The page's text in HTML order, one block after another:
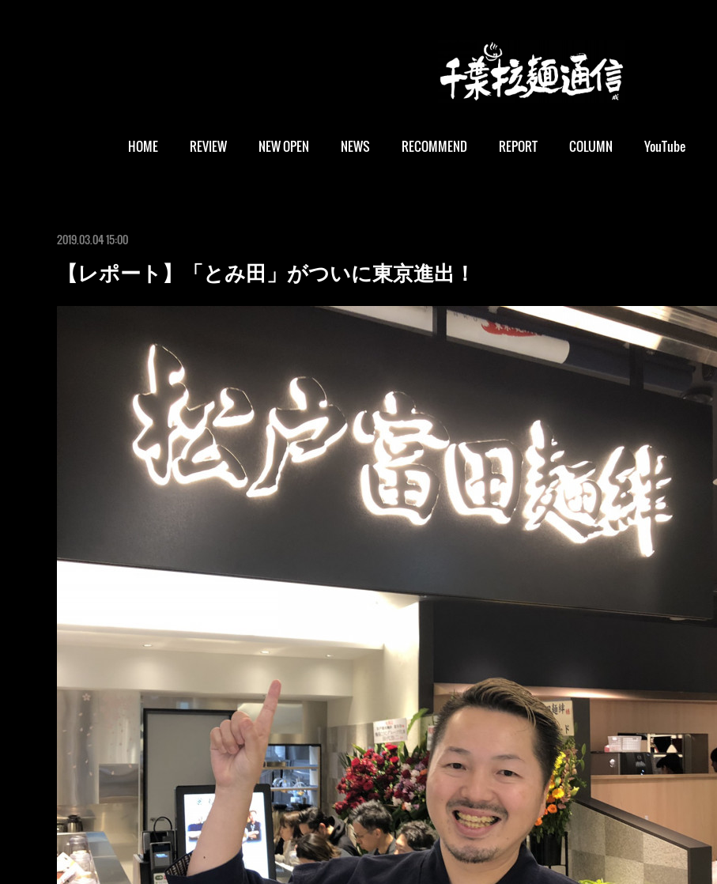
HOME REVIEW NEW OPEN NEWS RECOMMEND REPORT COLUMN YouTube
2019.03.04 15:00
【レポート】「とみ田」がついに東京進出！